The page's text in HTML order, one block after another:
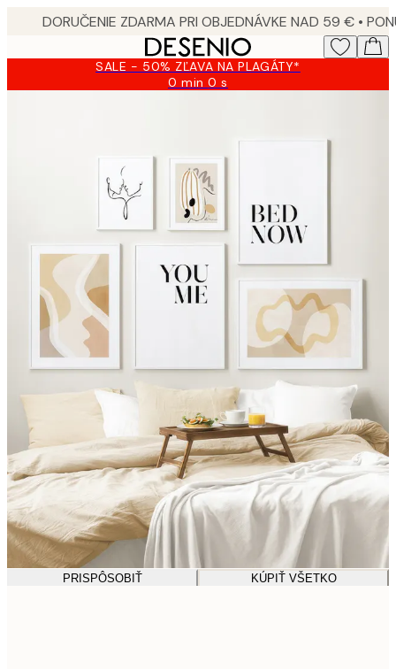
SALE - 50% ZĽAVA NA PLAGÁTY*
0 min0 s
Platné
PRISPÔSOBIŤ KÚPIŤ VŠETKO